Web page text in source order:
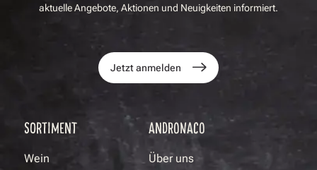
aktuelle Angebote, Aktionen und Neuigkeiten informiert.
Jetzt anmelden
SORTIMENT
Wein
ANDRONACO
Über uns